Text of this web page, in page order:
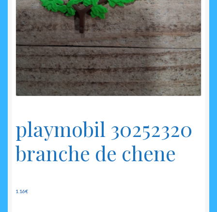
playmobil 30252320
branche de chene
1.16€